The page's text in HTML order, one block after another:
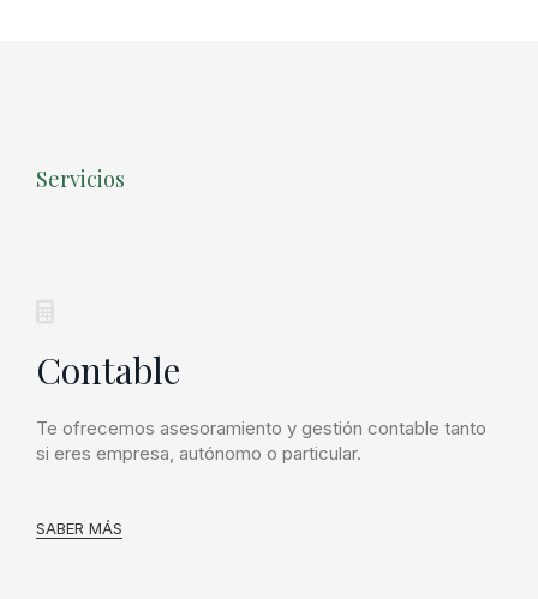
Servicios
Contable
Te ofrecemos asesoramiento y gestión contable tanto
si eres empresa, autónomo o particular.
SABER MÁS